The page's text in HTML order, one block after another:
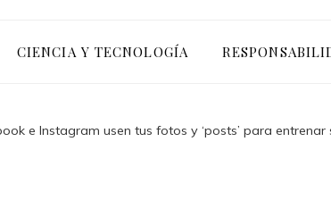
CIENCIA Y TECNOLOGÍA
e Instagram usen tus fotos y ‘posts’ para